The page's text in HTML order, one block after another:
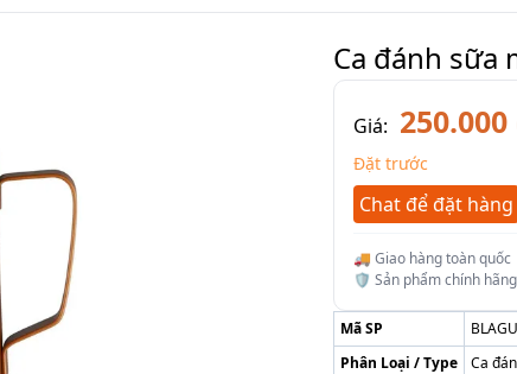
Ca đánh sữa
Giá:
Đặt trước
Chat để đặt hàng
🚚 Giao hàng toàn quốc
🛡️ Sản phẩm chính hãng
Mã SP
Phân Loại / Type
Ca